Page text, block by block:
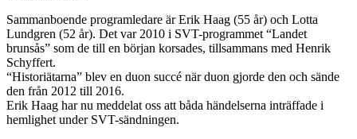
Sammanboende programledare är Erik Haag (55 år) och Lotta
Lundgren (52 år). Det var 2010 i SVT-programmet “Landet
brunsås” som de till en början korsades, tillsammans med Henrik
Schyffert.
“Historiätarna” blev en duon succé när duon gjorde den och sände
den från 2012 till 2016.
Erik Haag har nu meddelat oss att båda händelserna inträffade i
hemlighet under SVT-sändningen.